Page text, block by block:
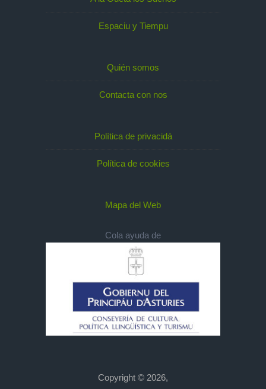
Espaciu y Tiempu
Quién somos
Contacta con nos
Política de privacidá
Política de cookies
Mapa del Web
Cola ayuda de
Copyright © 2026,